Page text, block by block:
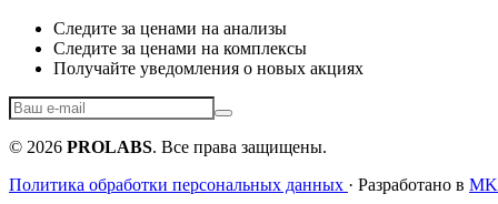
Следите за ценами на анализы
Следите за ценами на комплексы
Получайте уведомления о новых акциях
© 2026 PROLABS. Все права защищены.
Политика обработки персональных данных · Разработано в